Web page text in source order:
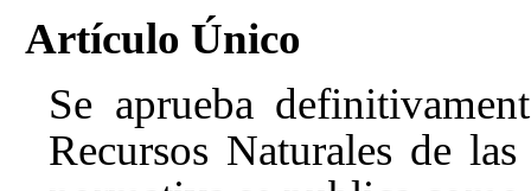
Artículo Único
Se aprueba
Recursos Naturales de